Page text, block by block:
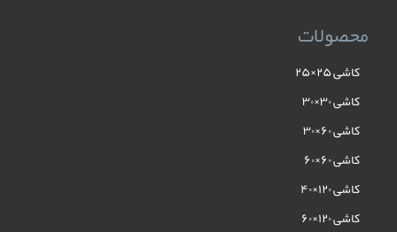
محصولات
کاشی ۲۵×۲۵
کاشی ۳۰×۳۰
کاشی ۶۰×۳۰
کاشی ۶۰×۶۰
کاشی ۱۲۰×۴۰
کاشی ۱۲۰×۶۰